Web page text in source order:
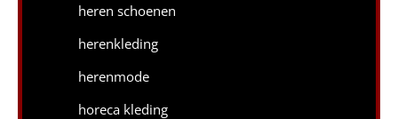
heren schoenen
herenkleding
herenmode
horeca kleding